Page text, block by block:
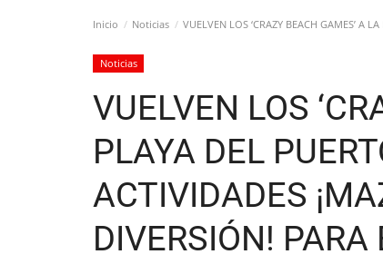
Inicio Noticias VUELVEN LOS ‘CRAZY BEACH GAMES’ A
Noticias
VUELVEN LOS
PLAYA DEL
ACTIVIDADES
DIVERSIÓN! PARA